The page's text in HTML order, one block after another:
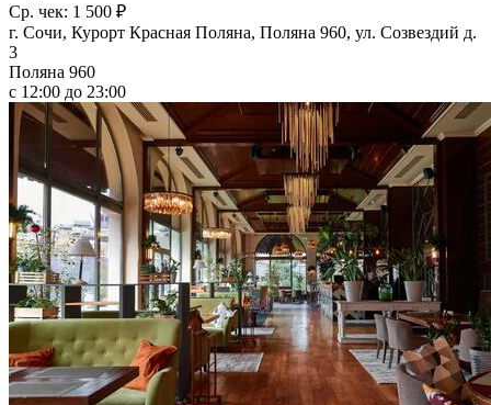
Ср. чек: 1 500 ₽
г. Сочи, Курорт Красная Поляна, Поляна 960, ул. Созвездий д.
3
Поляна 960
с 12:00 до 23:00